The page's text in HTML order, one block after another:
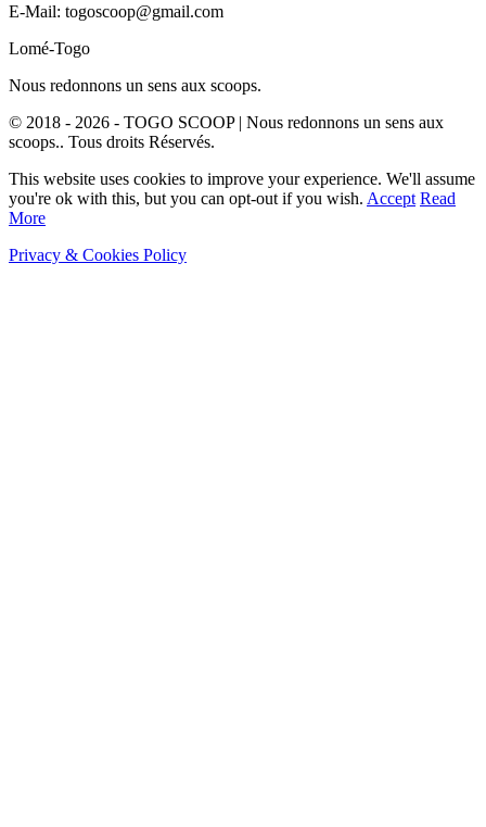
E-Mail: togoscoop@gmail.com
Lomé-Togo
Nous redonnons un sens aux scoops.
© 2018 - 2026 - TOGO SCOOP | Nous redonnons un sens aux
scoops.. Tous droits Réservés.
This website uses cookies to improve your experience. We'll assume
you're ok with this, but you can opt-out if you wish. Accept Read
More
Privacy & Cookies Policy